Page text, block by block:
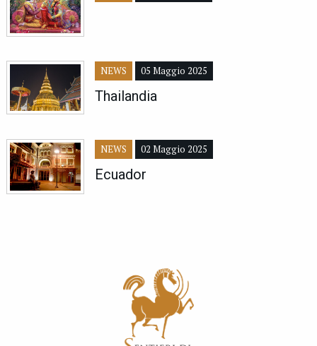
NEWS 05 Maggio 2025
Thailandia
NEWS 02 Maggio 2025
Ecuador